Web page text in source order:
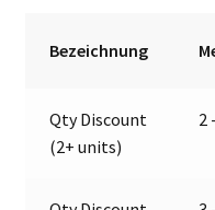
Jokon
Menge
Bezeichnung
Qty Discount
(2+ units)
2